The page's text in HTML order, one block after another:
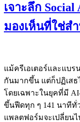
เจาะลึก
มองเห็นที่ใช่ส
แม้ครีเอเตอร์และแบ
กันมากขึ้น แต่ก็ปฏิเสธ
โดยเฉพาะในยุคที่มี
ขึ้นฟีดทุก ๆ 141 นาทีทั่ว
แพลตฟอร์มจะเปลี่ยนไ